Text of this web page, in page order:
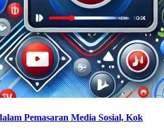
Pemasaran Media Sosial, Kok